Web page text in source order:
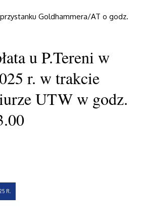
Goldhammera/AT o godz.
u P.Tereni w
r. w trakcie
UTW w godz.
R.